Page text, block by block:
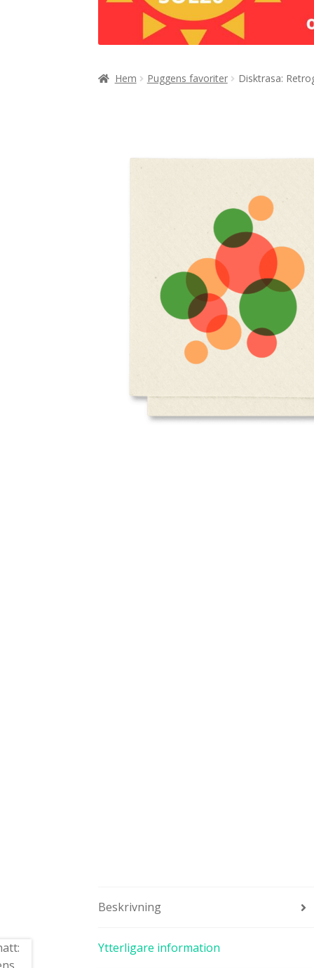
Hem Puggens favoriter Disktrasa:
Beskrivning
Ytterligare information